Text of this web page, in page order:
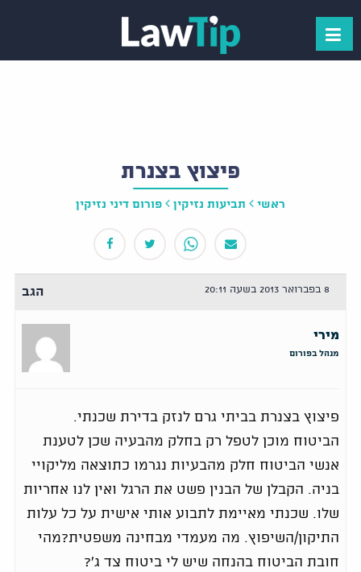
פיצוץ בצנרת
ראשי תביעות נזיקין פורום דיני נזיקין
8 בפברואר 2013 בשעה 20:11 הגב
מירי
מנהל בפורום
פיצוץ בצנרת בביתי גרם לנזק בדירת שכנתי.
הביטוח מוכן לטפל רק בחלק מהבעיה שכן לטענת
אנשי הביטוח חלק מהבעיות נגרמו כתוצאה מליקויי
בניה. הקבלן של הבנין פשט את הרגל ואין לנו אחריות
שלו. שכנתי מאיימת לתבוע אותי אישית על כל עלות
התיקון/השיפוץ. מה מעמדי מבחינה משפטית?מהי
חובת הביטוח בהנחה שיש לי ביטוח צד ג'?